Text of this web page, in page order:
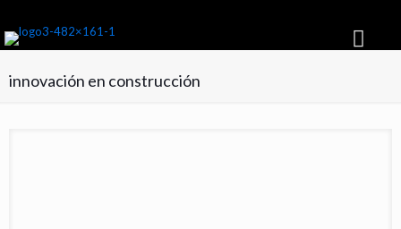
innovación en construcción